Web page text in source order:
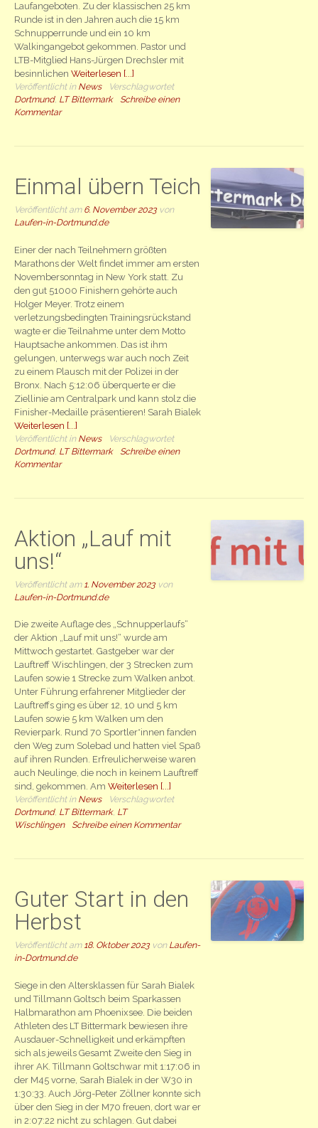
Laufangeboten. Zu der klassischen 25 km
Runde ist in den Jahren auch die 15 km
Schnupperrunde und ein 10 km
Walkingangebot gekommen. Pastor und
LTB-Mitglied Hans-Jürgen Drechsler mit
besinnlichenWeiterlesen [...]
Veröffentlicht in News
Verschlagwortet
Dortmund, LT Bittermark
Schreibe einen
Kommentar
Einmal übern Teich
Veröffentlicht am 6. November 2023von
Laufen-in-Dortmund.de
Einer der nach Teilnehmern größten
Marathons der Welt findet immer am ersten
Novembersonntag in New York statt. Zu
den gut 51000 Finishern gehörte auch
Holger Meyer. Trotz einem
verletzungsbedingten Trainingsrückstand
wagte er die Teilnahme unter dem Motto
Hauptsache ankommen. Das ist ihm
gelungen, unterwegs war auch noch Zeit
zu einem Plausch mit der Polizei in der
Bronx. Nach 5:12:06 überquerte er die
Ziellinie am Centralpark und kann stolz die
Finisher-Medaille präsentieren! Sarah Bialek
Weiterlesen [...]
Veröffentlicht in News
Verschlagwortet
Dortmund, LT Bittermark
Schreibe einen
Kommentar
Aktion „Lauf mit
uns!“
Veröffentlicht am 1. November 2023von
Laufen-in-Dortmund.de
Die zweite Auflage des „Schnupperlaufs“
der Aktion „Lauf mit uns!“ wurde am
Mittwoch gestartet. Gastgeber war der
Lauftreff Wischlingen, der 3 Strecken zum
Laufen sowie 1 Strecke zum Walken anbot.
Unter Führung erfahrener Mitglieder der
Lauftreffs ging es über 12, 10 und 5 km
Laufen sowie 5 km Walken um den
Revierpark. Rund 70 Sportler*innen fanden
den Weg zum Solebad und hatten viel Spaß
auf ihren Runden. Erfreulicherweise waren
auch Neulinge, die noch in keinem Lauftreff
sind, gekommen. AmWeiterlesen [...]
Veröffentlicht in News
Verschlagwortet
Dortmund, LT Bittermark, LT
Wischlingen
Schreibe einen Kommentar
Guter Start in den
Herbst
Veröffentlicht am 18. Oktober 2023von Laufen-
in-Dortmund.de
Siege in den Altersklassen für Sarah Bialek
und Tillmann Goltsch beim Sparkassen
Halbmarathon am Phoenixsee. Die beiden
Athleten des LT Bittermark bewiesen ihre
Ausdauer-Schnelligkeit und erkämpften
sich als jeweils Gesamt Zweite den Sieg in
ihrer AK. Tillmann Goltschwar mit 1:17:06 in
der M45 vorne, Sarah Bialek in der W30 in
1:30:33. Auch Jörg-Peter Zöllner konnte sich
über den Sieg in der M70 freuen, dort war er
in 2:07:22 nicht zu schlagen. Gut dabei